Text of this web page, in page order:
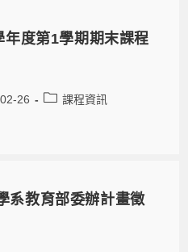
年度第1學期期末課程
26 課程資訊
系教育部委辦計畫徵